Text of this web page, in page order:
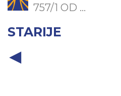
757/1 OD ...
STARIJE